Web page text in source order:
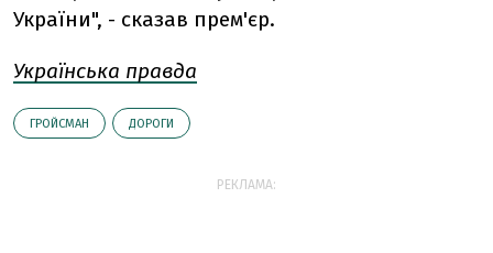
України", - сказав прем'єр.
Українська правда
ГРОЙСМАН ДОРОГИ
РЕКЛАМА: